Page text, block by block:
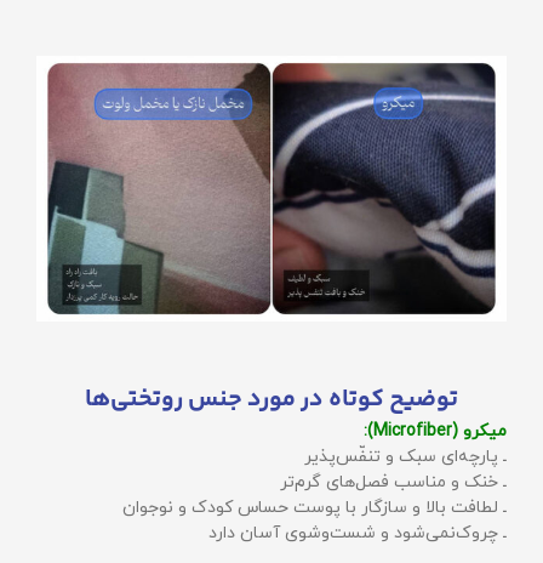
توضیح کوتاه در مورد جنس روتختی‌ها
میکرو (Microfiber):
ـ پارچه‌ای سبک و تنفّس‌پذیر
ـ خنک و مناسب فصل‌های گرم‌تر
ـ لطافت بالا و سازگار با پوست حساس کودک و نوجوان
ـ چروک‌نمی‌شود و شست‌وشوی آسان دارد